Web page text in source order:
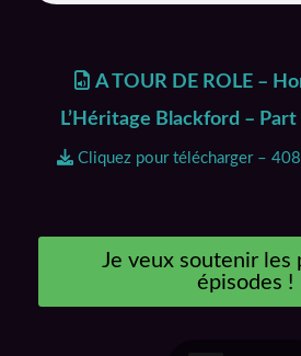
A TOUR DE ROLE –
L’Héritage Blackford – Part
Cliquez pour télécharger –
Je veux soutenir les
épisodes !